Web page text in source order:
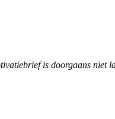
is doorgaans niet